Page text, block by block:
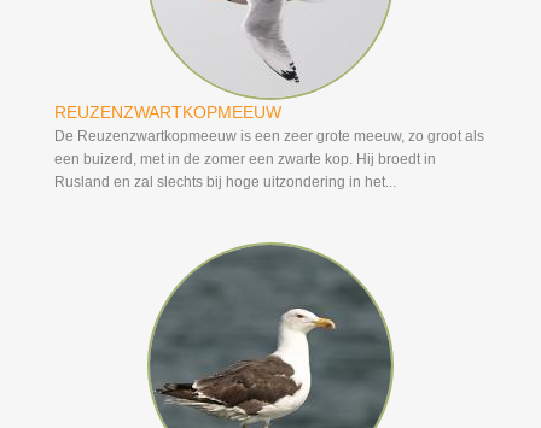
REUZENZWARTKOPMEEUW
De Reuzenzwartkopmeeuw is een zeer grote meeuw, zo groot als
een buizerd, met in de zomer een zwarte kop. Hij broedt in
Rusland en zal slechts bij hoge uitzondering in het...